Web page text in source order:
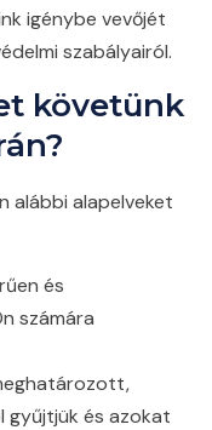
igénybe vevőjét
szabályairól.
követünk
alábbi alapelveket
és
számára
gyűjtjük és azokat